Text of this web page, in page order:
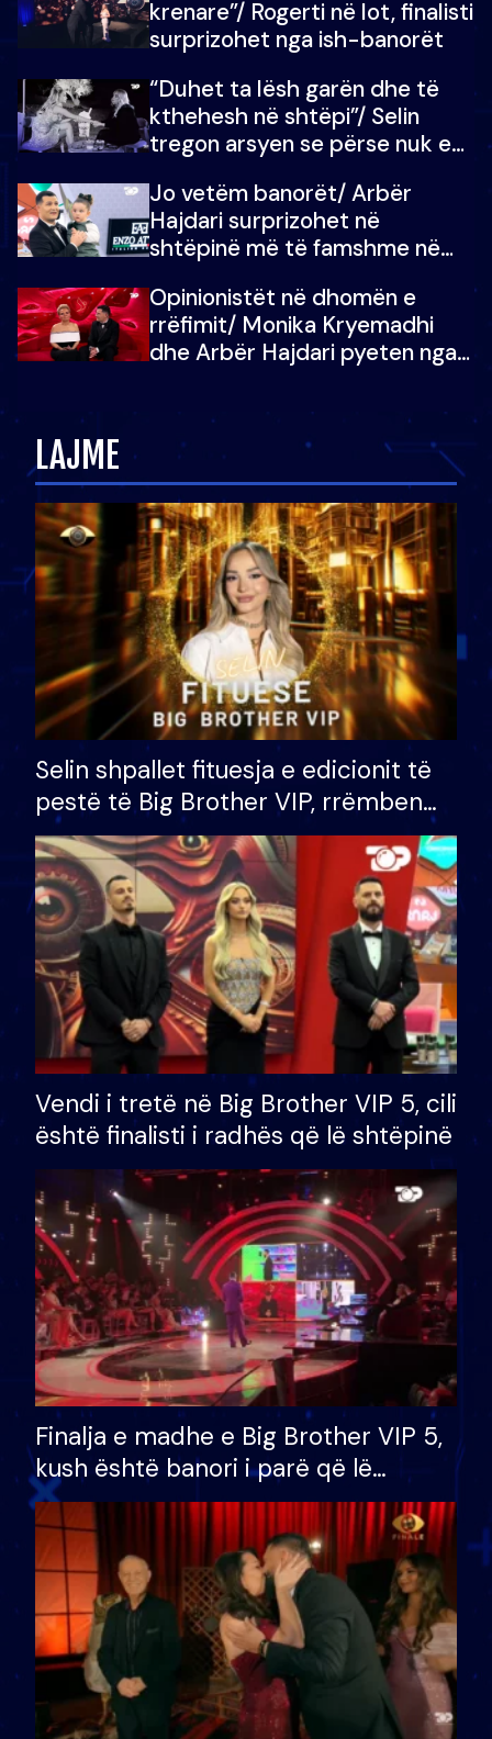
krenare”/ Rogerti në lot, finalisti
surprizohet nga ish-banorët
“Duhet ta lësh garën dhe të
kthehesh në shtëpi”/ Selin
tregon arsyen se përse nuk e
çoja luftën time deri në fund
Jo vetëm banorët/ Arbër
Hajdari surprizohet në
shtëpinë më të famshme në
vajzën e tij
Opinionistët në dhomën e
rrëfimit/ Monika Kryemadhi
dhe Arbër Hajdari pyeten nga
zëvendësonit njëri-tjetrin?
LAJME
Selin shpallet fituesja e edicionit të
pestë të Big Brother VIP, rrëmben
çmimin e madh prej 100 mijë eurosh
Vendi i tretë në Big Brother VIP 5, cili
është finalisti i radhës që lë shtëpinë
Finalja e madhe e Big Brother VIP 5,
kush është banori i parë që lë
shtëpinë dhe humb mundësinë për
të fituar çmimin e madh